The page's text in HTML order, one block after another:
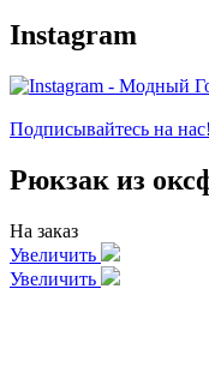
Instagram
Подписывайтесь на нас!
Рюкзак из
На заказ
Увеличить
Увеличить